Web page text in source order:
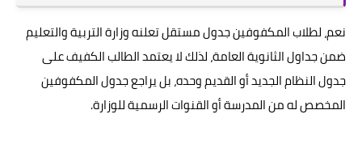
نعم، لطلاب المكفوفين جدول مستقل تعلنه وزارة التربية والتعليم
ضمن جداول الثانوية العامة، لذلك لا يعتمد الطالب الكفيف على
جدول النظام الجديد أو القديم وحده، بل يراجع جدول المكفوفين
المخصص له من المدرسة أو القنوات الرسمية للوزارة.